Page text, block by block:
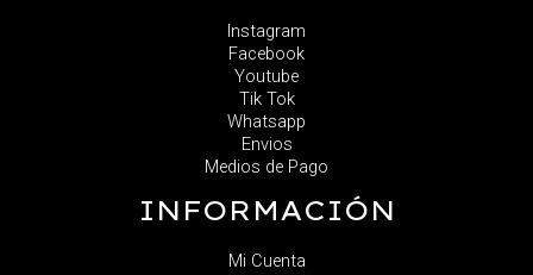
Instagram
Facebook
Youtube
Tik Tok
Whatsapp
Envios
Medios de Pago
INFORMACIÓN
Mi Cuenta